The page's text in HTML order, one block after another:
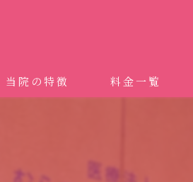
マウスピース矯正）
当院の特徴 料金一覧